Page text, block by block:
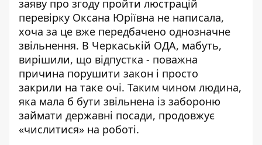
заяву про згоду пройти люстрацій
перевірку Оксана Юріївна не написала,
хоча за це вже передбачено однозначне
звільнення. В Черкаській ОДА, мабуть,
вирішили, що відпустка - поважна
причина порушити закон і просто
закрили на таке очі. Таким чином людина,
яка мала б бути звільнена із забороню
займати державні посади, продовжує
«числитися» на роботі.